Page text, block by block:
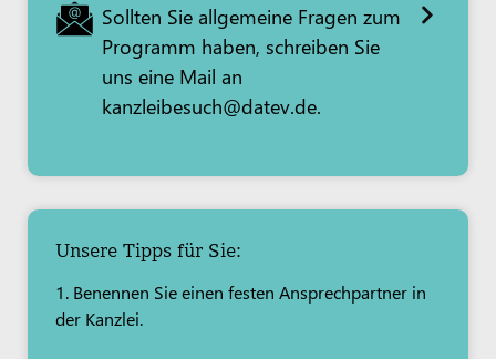
Sollten Sie allgemeine Fragen zum
Programm haben, schreiben Sie
uns eine Mail an
kanzleibesuch@datev.de.
Unsere Tipps für Sie:
1. Benennen Sie einen festen Ansprechpartner in
der Kanzlei.